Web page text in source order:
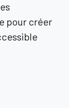
pour créer